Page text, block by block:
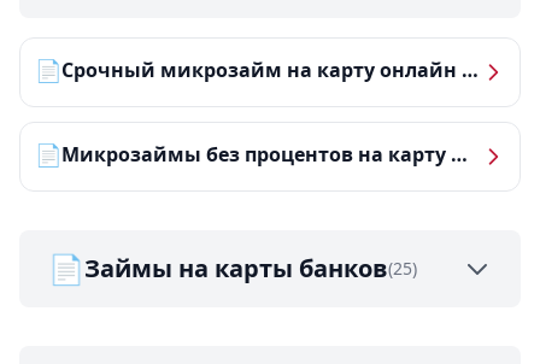
📄 Срочный микрозайм на карту онлайн — получить деньги за 5 минут
📄 Микрозаймы без процентов на карту — ТОП-10 за 2026 год
📄Займы на карты банков(25)